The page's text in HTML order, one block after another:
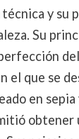
y su
Su
el que se
en sepia
obtener